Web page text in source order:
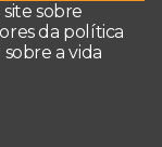
sobre
da política
a vida